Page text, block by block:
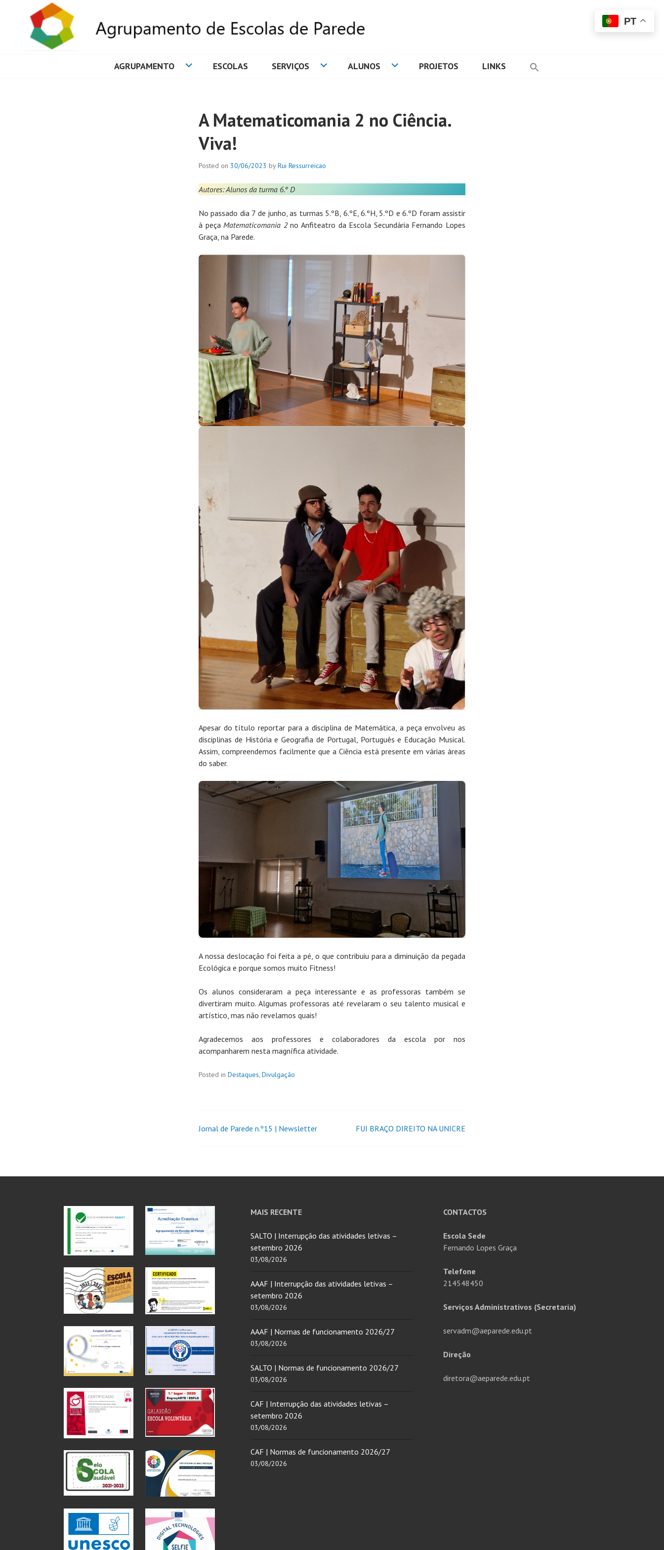
AGRUPAMENTO ESCOLAS SERVIÇOS ALUNOS PROJETOS LINKS
A Matematicomania 2 no Ciência.
Viva!
Posted on 30/06/2023 byRui Ressurreicao
Autores: Alunos da turma 6.º D
No passado dia 7 de junho, as turmas 5.ºB, 6.ºE, 6.ºH, 5.ºD e 6.ºD foram assistir
à peça Matematicomania 2no Anfiteatro da Escola Secundária Fernando Lopes
Graça, na Parede.
Apesar do título reportar para a disciplina de Matemática, a peça envolveu as
disciplinas de História e Geografia de Portugal, Português e Educação Musical.
Assim, compreendemos facilmente que a Ciência está presente em várias áreas
do saber.
A nossa deslocação foi feita a pé, o que contribuiu para a diminuição da pegada
Ecológica e porque somos muito Fitness!
Os alunos consideraram a peça interessante e as professoras também se
divertiram muito. Algumas professoras até revelaram o seu talento musical e
artístico, mas não revelamos quais!
Agradecemos aos professores e colaboradores da escola por nos
acompanharem nesta magnífica atividade.
Posted in Destaques, Divulgação
Jornal de Parede n.º15 | Newsletter FUI BRAÇO DIREITO NA UNICRE
MAIS RECENTE
SALTO | Interrupção das atividades letivas –
setembro 2026
03/08/2026
AAAF | Interrupção das atividades letivas –
setembro 2026
03/08/2026
AAAF | Normas de funcionamento 2026/27
03/08/2026
SALTO | Normas de funcionamento 2026/27
03/08/2026
CAF | Interrupção das atividades letivas –
setembro 2026
03/08/2026
CAF | Normas de funcionamento 2026/27
03/08/2026
CONTACTOS
Escola Sede
Fernando Lopes Graça
Telefone
214548450
Serviços Administrativos (Secretaria)
servadm@aeparede.edu.pt
Direção
diretora@aeparede.edu.pt
PT